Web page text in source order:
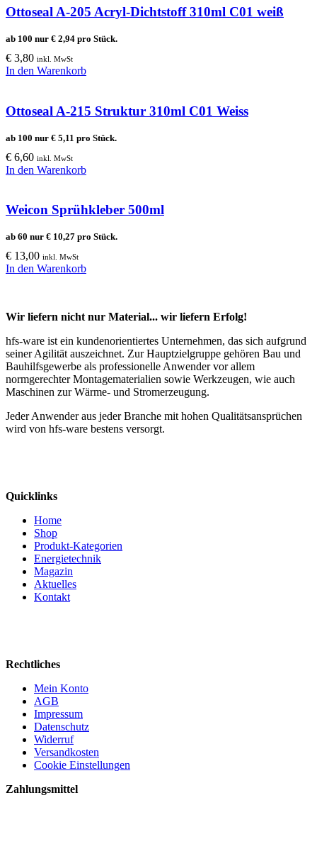
Ottoseal A-205 Acryl-Dichtstoff 310ml C01 weiß
ab 100 nur € 2,94 pro Stück.
€ 3,80 inkl. MwSt
In den Warenkorb
Ottoseal A-215 Struktur 310ml C01 Weiss
ab 100 nur € 5,11 pro Stück.
€ 6,60 inkl. MwSt
In den Warenkorb
Weicon Sprühkleber 500ml
ab 60 nur € 10,27 pro Stück.
€ 13,00 inkl. MwSt
In den Warenkorb
Wir liefern nicht nur Material... wir liefern Erfolg!
hfs-ware ist ein kundenorientiertes Unternehmen, das sich aufgrund
seiner Agilität auszeichnet. Zur Hauptzielgruppe gehören Bau und
Bauhilfsgewerbe als professionelle Anwender vor allem
normgerechter Montagematerialien sowie Werkzeugen, wie auch
Maschinen zur Wärme- und Stromerzeugung.
Jeder Anwender aus jeder Branche mit hohen Qualitätsansprüchen
wird von hfs-ware bestens versorgt.
Quicklinks
Home
Shop
Produkt-Kategorien
Energietechnik
Magazin
Aktuelles
Kontakt
Rechtliches
Mein Konto
AGB
Impressum
Datenschutz
Widerruf
Versandkosten
Cookie Einstellungen
Zahlungsmittel